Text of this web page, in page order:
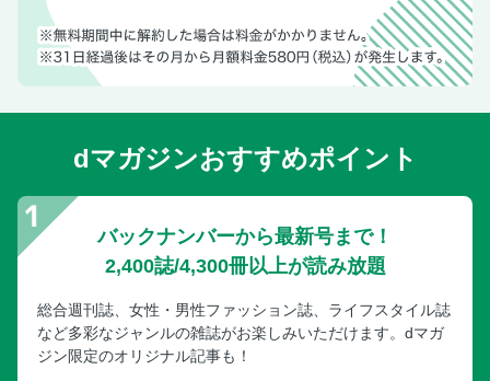
dマガジンおすすめポイント
バックナンバーから最新号まで！
2,400誌/4,300冊以上が読み放題
総合週刊誌、女性・男性ファッション誌、ライフスタイル誌
など多彩なジャンルの雑誌がお楽しみいただけます。dマガ
ジン限定のオリジナル記事も！